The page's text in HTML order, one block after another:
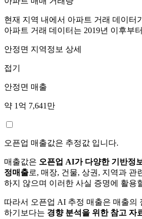
현재 지역 내에서 아파트 거래 데이터
아파트 거래 데이터는 2019년 이후부
안정면 지역정보 상세
접기
안정면 매출
약 1억 7,641만
오픈업 매출값은 추정값 입니다.
매출값은 오픈업 AI가 다양한 기반정
정매출로, 매장, 건물, 상권, 지역과 관
하지 않으며 이러한 사실 증명에 활용
따라서 오픈업 AI 추정 매출은 매출의
하기보다는 경향 분석을 위한 참고 자